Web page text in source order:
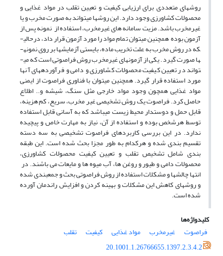
روش­های متعددی برای ارزیابی کیفیت و تعیین تقلب در مواد غذایی و
محصولات کشاورزی وجود دارد. این روش­ها می­تواند به صورت مخرب و یا
غیرمخرب باشد. مزیت سامانه های غیرمخرب، استفاده از نمونه پس از
آزمون بوده همچنین می­توان تمام مواد را مورد آزمون قرار داد، درحالی­
که در روش مخرب به علت تخریب ماده، بایستی آزمایش­ها بر روی نمونه­
ها صورت گیرد. یکی از آزمون­های غیرمخرب روش فراصوتی است که می­
تواند در تعیین کیفیت محصولات کشاورزی و دامی و فرآورده­های آن­ها
مورد استفاده قرار گیرد. همچنین می­توان با فناوری فراصوت از ایمنی
مواد غذایی همچون وجود مواد خارجی مثل سنگ، شیشه و.. اطلاع
حاصل کرد. فراصوت یک روش تشخیصی غیر مخرب، سریع، کم هزینه،
قابل حمل و دوستدار محیط زیست می­باشد که به آسانی قابل استفاده
توسط هرشخص بوده و استفاده از آن، نیاز به مهارت خاص و پیچیده
ندارد. در این بررسی کاربردهای فراصوت تشخیصی به سه دسته
تقسیم بندی شده و هرکدام به طور مجزا بحث شده است. این طبقه
بندی شامل تشخیص تقلب و تعیین کیفیت محصولات کشاورزی،
محصولات دامی و طیور و روغن ها، آب میوه ها و مایعات می باشند. در
انتها چالش­ها و مشکلات استفاده از روش فراصوتی بحث و جمع­بندی شده
و روش­های کاهش این مشکلات و بهینه کردن و افزایش راندمان آورده
شده است.
کلیدواژه‌ها
فراصوت
غیرمخرب مواد غذایی کیفیت
تقلب
20.1001.1.26766655.1397.2.3.4.2